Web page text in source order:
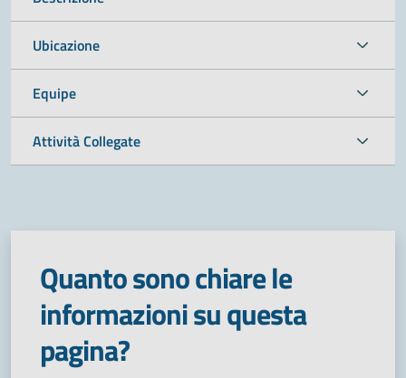
Ubicazione
Equipe
Attività Collegate
Quanto sono chiare le
informazioni su questa
pagina?